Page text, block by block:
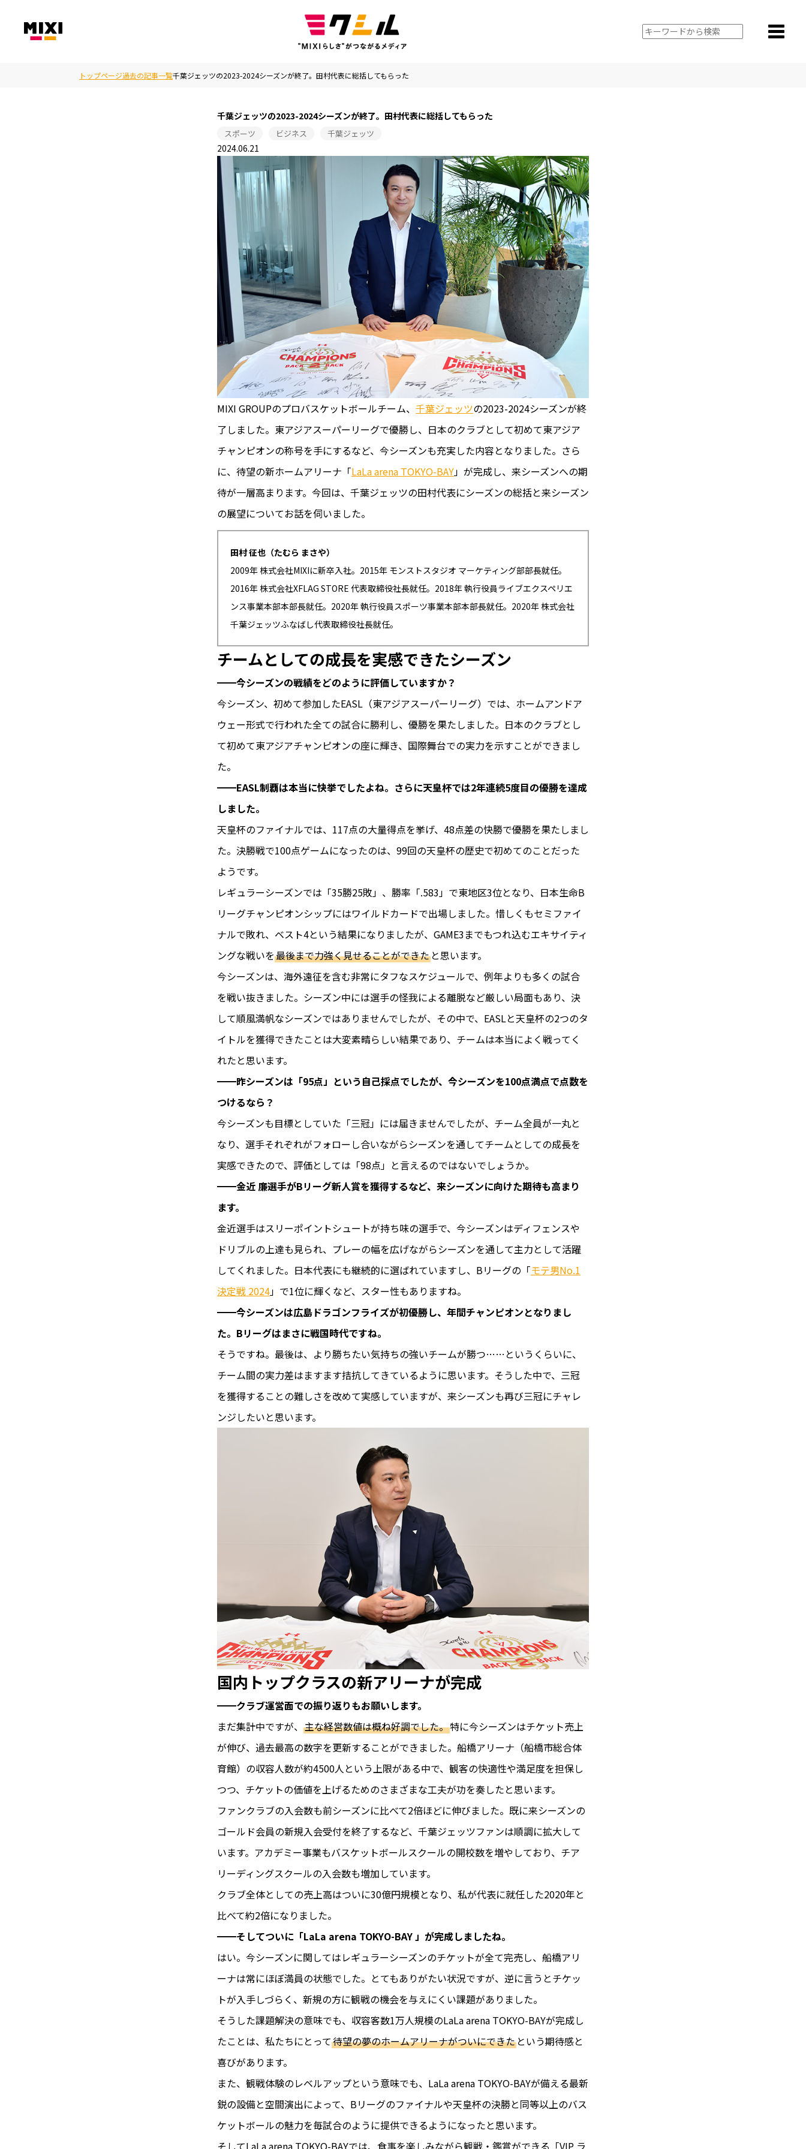
トップページ過去の記事一覧千葉ジェッツの2023-2024シーズンが終了。田村代表に総括してもらった
千葉ジェッツの2023-2024シーズンが終了。田村代表に総括してもらった
スポーツ ビジネス 千葉ジェッツ
2024.06.21
MIXI GROUPのプロバスケットボールチーム、 千葉ジェッツの2023-2024シーズンが終
了しました。東アジアスーパーリーグで優勝し、日本のクラブとして初めて東アジア
チャンピオンの称号を手にするなど、今シーズンも充実した内容となりました。さら
に、待望の新ホームアリーナ「LaLa arena TOKYO-BAY」が完成し、来シーズンへの期
待が一層高まります。今回は、千葉ジェッツの田村代表にシーズンの総括と来シーズン
の展望についてお話を伺いました。
田村 征也（たむら まさや）
2009年 株式会社MIXIに新卒入社。2015年 モンストスタジオ マーケティング部部長就任。
2016年 株式会社XFLAG STORE 代表取締役社長就任。2018年 執行役員ライブエクスペリエ
ンス事業本部本部長就任。2020年 執行役員スポーツ事業本部本部長就任。2020年 株式会社
千葉ジェッツふなばし代表取締役社長就任。
チームとしての成長を実感できたシーズン
━━今シーズンの戦績をどのように評価していますか？
今シーズン、初めて参加したEASL（東アジアスーパーリーグ）では、ホームアンドア
ウェー形式で行われた全ての試合に勝利し、優勝を果たしました。日本のクラブとし
て初めて東アジアチャンピオンの座に輝き、国際舞台での実力を示すことができまし
た。
━━EASL制覇は本当に快挙でしたよね。さらに天皇杯では2年連続5度目の優勝を達成
しました。
天皇杯のファイナルでは、117点の大量得点を挙げ、48点差の快勝で優勝を果たしまし
た。決勝戦で100点ゲームになったのは、99回の天皇杯の歴史で初めてのことだった
ようです。
レギュラーシーズンでは「35勝25敗」、勝率「.583」で東地区3位となり、日本生命B
リーグチャンピオンシップにはワイルドカードで出場しました。惜しくもセミファイ
ナルで敗れ、ベスト4という結果になりましたが、GAME3までもつれ込むエキサイティ
ングな戦いを最後まで力強く見せることができた と思います。
今シーズンは、海外遠征を含む非常にタフなスケジュールで、例年よりも多くの試合
を戦い抜きました。シーズン中には選手の怪我による離脱など厳しい局面もあり、決
して順風満帆なシーズンではありませんでしたが、その中で、EASLと天皇杯の2つのタ
イトルを獲得できたことは大変素晴らしい結果であり、チームは本当によく戦ってく
れたと思います。
━━昨シーズンは「95点」という自己採点でしたが、今シーズンを100点満点で点数を
つけるなら？
今シーズンも目標としていた「三冠」には届きませんでしたが、チーム全員が一丸と
なり、選手それぞれがフォローし合いながらシーズンを通してチームとしての成長を
実感できたので、評価としては「98点」と言えるのではないでしょうか。
━━金近 廉選手がBリーグ新人賞を獲得するなど、来シーズンに向けた期待も高まり
ます。
金近選手はスリーポイントシュートが持ち味の選手で、今シーズンはディフェンスや
ドリブルの上達も見られ、プレーの幅を広げながらシーズンを通して主力として活躍
してくれました。日本代表にも継続的に選ばれていますし、Bリーグの「モテ男No.1
決定戦 2024」で1位に輝くなど、スター性もありますね。
━━今シーズンは広島ドラゴンフライズが初優勝し、年間チャンピオンとなりまし
た。Bリーグはまさに戦国時代ですね。
そうですね。最後は、より勝ちたい気持ちの強いチームが勝つ……というくらいに、
チーム間の実力差はますます拮抗してきているように思います。そうした中で、三冠
を獲得することの難しさを改めて実感していますが、来シーズンも再び三冠にチャレ
ンジしたいと思います。
国内トップクラスの新アリーナが完成
━━クラブ運営面での振り返りもお願いします。
まだ集計中ですが、 主な経営数値は概ね好調でした。特に今シーズンはチケット売上
が伸び、過去最高の数字を更新することができました。船橋アリーナ（船橋市総合体
育館）の収容人数が約4500人という上限がある中で、観客の快適性や満足度を担保し
つつ、チケットの価値を上げるためのさまざまな工夫が功を奏したと思います。
ファンクラブの入会数も前シーズンに比べて2倍ほどに伸びました。既に来シーズンの
ゴールド会員の新規入会受付を終了するなど、千葉ジェッツファンは順調に拡大して
います。アカデミー事業もバスケットボールスクールの開校数を増やしており、チア
リーディングスクールの入会数も増加しています。
クラブ全体としての売上高はついに30億円規模となり、私が代表に就任した2020年と
比べて約2倍になりました。
━━そしてついに「LaLa arena TOKYO-BAY 」が完成しましたね。
はい。今シーズンに関してはレギュラーシーズンのチケットが全て完売し、船橋アリ
ーナは常にほぼ満員の状態でした。とてもありがたい状況ですが、逆に言うとチケッ
トが入手しづらく、新規の方に観戦の機会を与えにくい課題がありました。
そうした課題解決の意味でも、収容客数1万人規模のLaLa arena TOKYO-BAYが完成し
たことは、私たちにとって待望の夢のホームアリーナがついにできた という期待感と
喜びがあります。
また、観戦体験のレベルアップという意味でも、LaLa arena TOKYO-BAYが備える最新
鋭の設備と空間演出によって、Bリーグのファイナルや天皇杯の決勝と同等以上のバス
ケットボールの魅力を毎試合のように提供できるようになったと思います。